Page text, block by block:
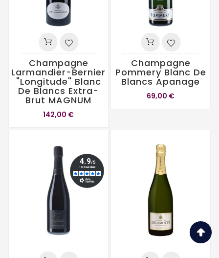
Champagne
Larmandier-Bernier
"Longitude" Blanc
De Blancs Extra-
Brut MAGNUM
142,00 €
Champagne
Pommery Blanc De
Blancs Apanage
69,00 €